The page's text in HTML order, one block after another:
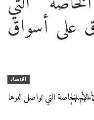
على أسواق
اقتصاد